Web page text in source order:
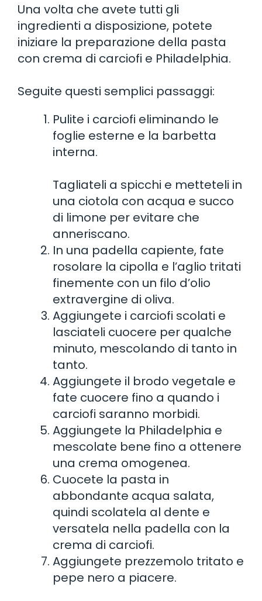
Una volta che avete tutti gli
ingredienti a disposizione, potete
iniziare la preparazione della pasta
con crema di carciofi e Philadelphia.
Seguite questi semplici passaggi:
Pulite i carciofi eliminando le
foglie esterne e la barbetta
interna.
Tagliateli a spicchi e metteteli in
una ciotola con acqua e succo
di limone per evitare che
anneriscano.
In una padella capiente, fate
rosolare la cipolla e l’aglio tritati
finemente con un filo d’olio
extravergine di oliva.
Aggiungete i carciofi scolati e
lasciateli cuocere per qualche
minuto, mescolando di tanto in
tanto.
Aggiungete il brodo vegetale e
fate cuocere fino a quando i
carciofi saranno morbidi.
Aggiungete la Philadelphia e
mescolate bene fino a ottenere
una crema omogenea.
Cuocete la pasta in
abbondante acqua salata,
quindi scolatela al dente e
versatela nella padella con la
crema di carciofi.
Aggiungete prezzemolo tritato e
pepe nero a piacere.